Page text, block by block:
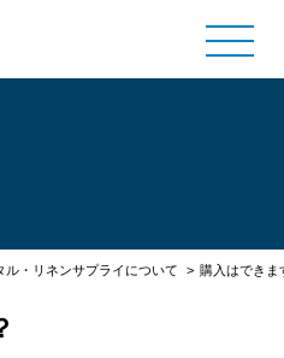
ル・リネンサプライについて > 購入はできま